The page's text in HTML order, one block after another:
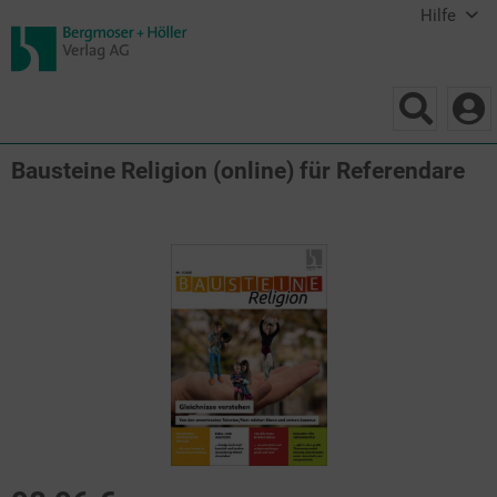
Hilfe
Bausteine Religion (online) für Referendare